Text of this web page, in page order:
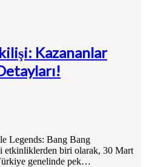
Kazananlar
Legends: Bang Bang
etkinliklerden biri olarak, 30 Mart
genelinde pek…